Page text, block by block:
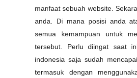
manfaat sebuah website.
anda. Di mana posisi anda
semua kemampuan untuk
tersebut. Perlu diingat saat
indonesia saja sudah
termasuk dengan